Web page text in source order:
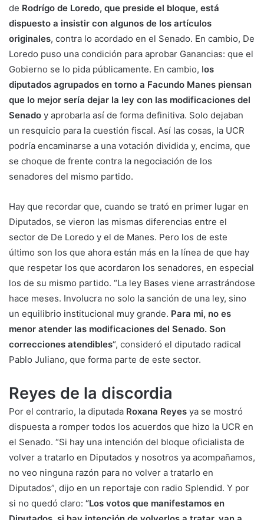
de Rodrígo de Loredo, que preside el bloque, está
dispuesto a insistir con algunos de los artículos
originales, contra lo acordado en el Senado. En cambio, De
Loredo puso una condición para aprobar Ganancias: que el
Gobierno se lo pida públicamente. En cambio, los
diputados agrupados en torno a Facundo Manes piensan
que lo mejor sería dejar la ley con las modificaciones del
Senado y aprobarla así de forma definitiva. Solo dejaban
un resquicio para la cuestión fiscal. Así las cosas, la UCR
podría encaminarse a una votación dividida y, encima, que
se choque de frente contra la negociación de los
senadores del mismo partido.
Hay que recordar que, cuando se trató en primer lugar en
Diputados, se vieron las mismas diferencias entre el
sector de De Loredo y el de Manes. Pero los de este
último son los que ahora están más en la línea de que hay
que respetar los que acordaron los senadores, en especial
los de su mismo partido. “La ley Bases viene arrastrándose
hace meses. Involucra no solo la sanción de una ley, sino
un equilibrio institucional muy grande. Para mi, no es
menor atender las modificaciones del Senado. Son
correcciones atendibles“, consideró el diputado radical
Pablo Juliano, que forma parte de este sector.
Reyes de la discordia
Por el contrario, la diputada Roxana Reyes ya se mostró
dispuesta a romper todos los acuerdos que hizo la UCR en
el Senado. “Si hay una intención del bloque oficialista de
volver a tratarlo en Diputados y nosotros ya acompañamos,
no veo ninguna razón para no volver a tratarlo en
Diputados”, dijo en un reportaje con radio Splendid. Y por
si no quedó claro: “Los votos que manifestamos en